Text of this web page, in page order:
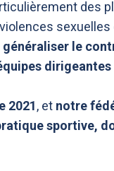
des
sexuelles
généraliser le
2021, et notre
sportive,